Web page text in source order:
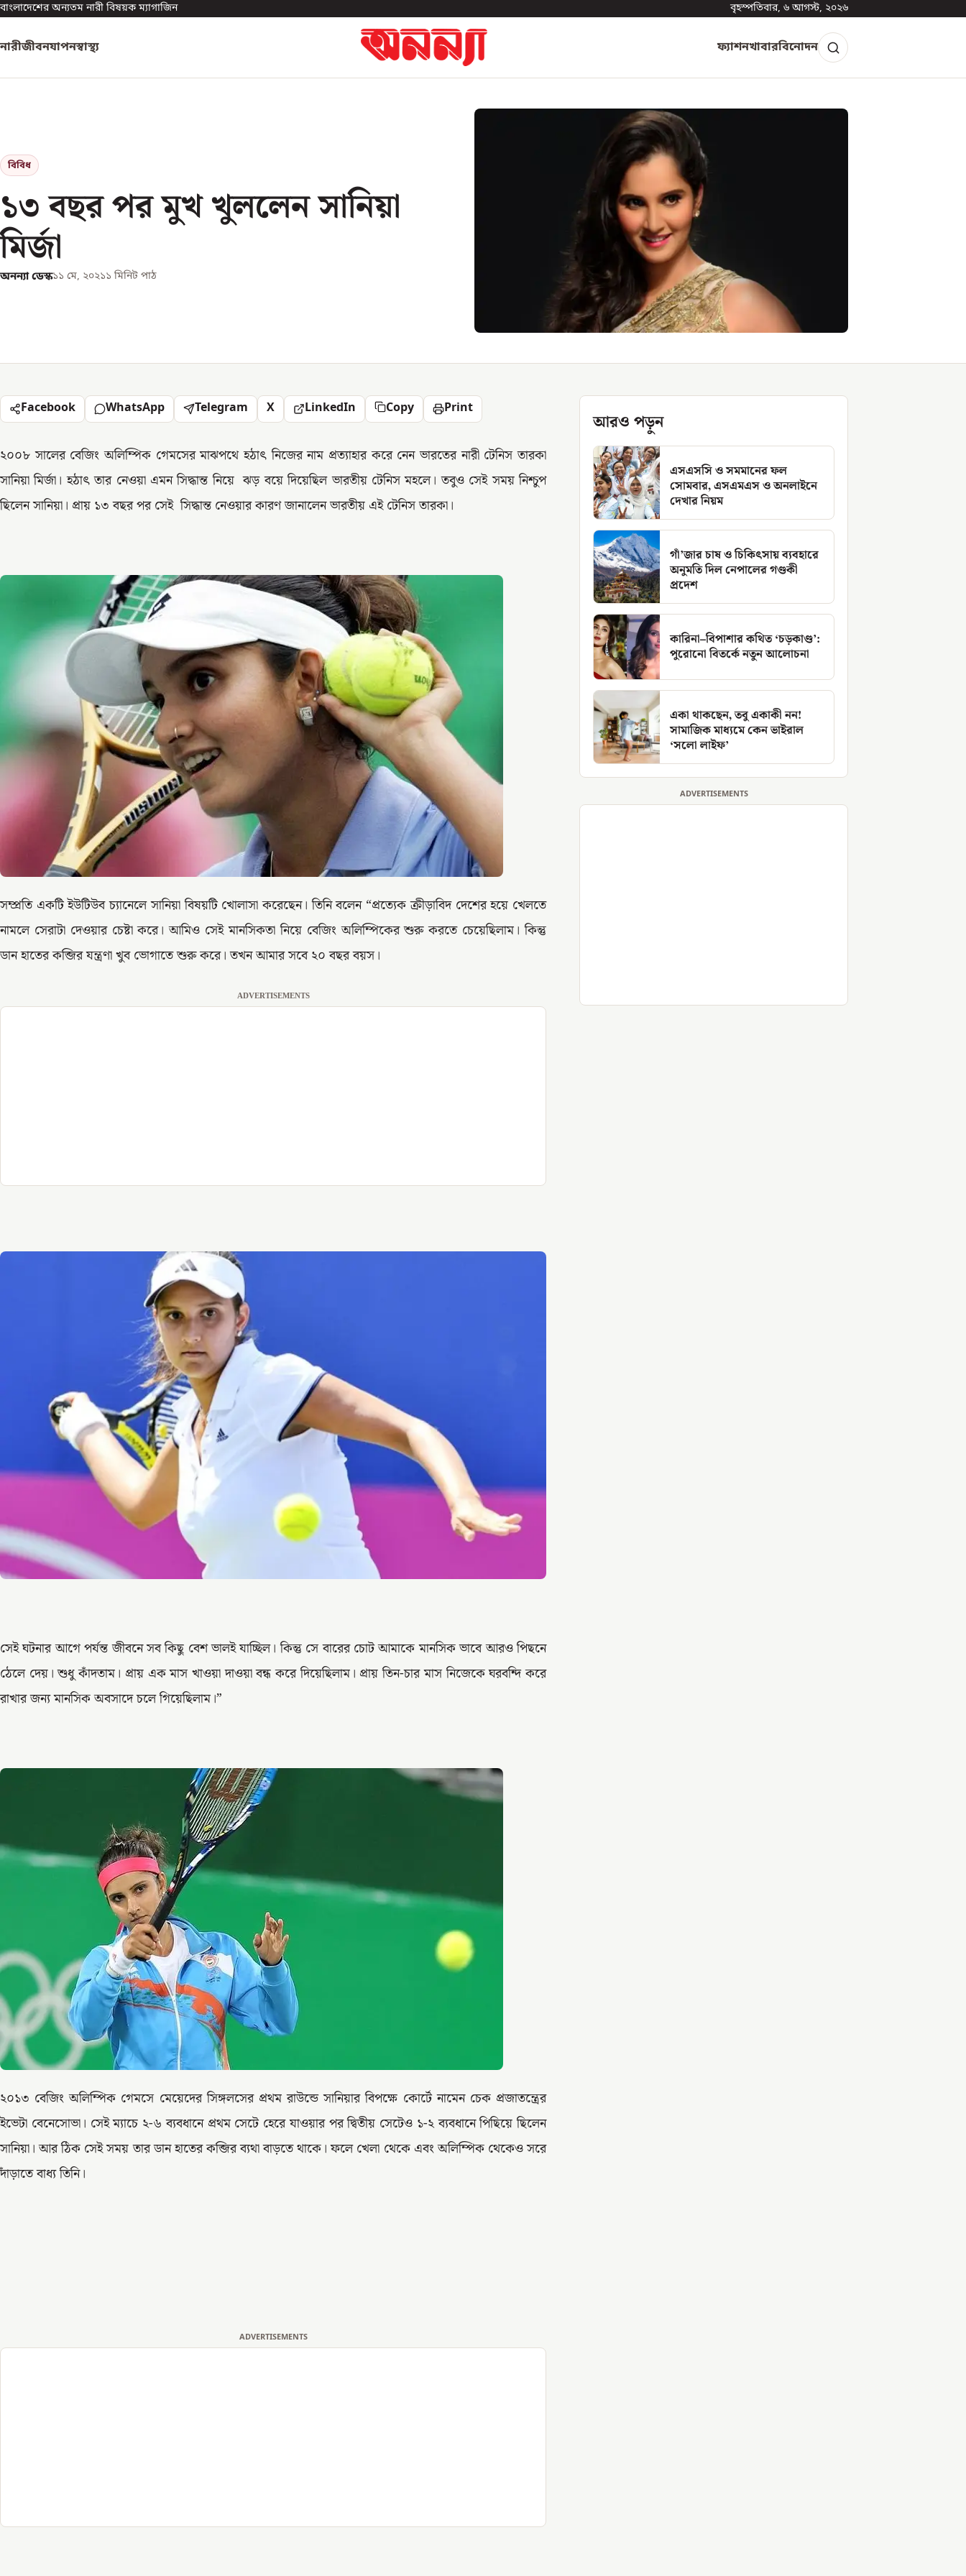
বাংলাদেশের অন্যতম নারী বিষয়ক ম্যাগাজিন বৃহস্পতিবার, ৬ আগস্ট, ২০২৬
নারীজীবনযাপনস্বাস্থ্য ফ্যাশনখাবারবিনোদন
বিবিধ
১৩ বছর পর মুখ খুললেন সানিয়া
মির্জা
অনন্যা ডেস্ক১১ মে, ২০২১১ মিনিট পাঠ
Facebook WhatsApp Telegram X LinkedIn Copy Print
২০০৮ সালের বেজিং অলিম্পিক গেমসের মাঝপথে হঠাৎ নিজের নাম প্রত্যাহার করে নেন ভারতের নারী টেনিস তারকা
সানিয়া মির্জা। হঠাৎ তার নেওয়া এমন সিদ্ধান্ত নিয়ে ঝড় বয়ে দিয়েছিল ভারতীয় টেনিস মহলে। তবুও সেই সময় নিশ্চুপ
ছিলেন সানিয়া। প্রায় ১৩ বছর পর সেই সিদ্ধান্ত নেওয়ার কারণ জানালেন ভারতীয় এই টেনিস তারকা।
সম্প্রতি একটি ইউটিউব চ্যানেলে সানিয়া বিষয়টি খোলাসা করেছেন। তিনি বলেন “প্রত্যেক ক্রীড়াবিদ দেশের হয়ে খেলতে
নামলে সেরাটা দেওয়ার চেষ্টা করে। আমিও সেই মানসিকতা নিয়ে বেজিং অলিম্পিকের শুরু করতে চেয়েছিলাম। কিন্তু
ডান হাতের কব্জির যন্ত্রণা খুব ভোগাতে শুরু করে। তখন আমার সবে ২০ বছর বয়স।
ADVERTISEMENTS
সেই ঘটনার আগে পর্যন্ত জীবনে সব কিছু বেশ ভালই যাচ্ছিল। কিন্তু সে বারের চোট আমাকে মানসিক ভাবে আরও পিছনে
ঠেলে দেয়। শুধু কাঁদতাম। প্রায় এক মাস খাওয়া দাওয়া বন্ধ করে দিয়েছিলাম। প্রায় তিন-চার মাস নিজেকে ঘরবন্দি করে
রাখার জন্য মানসিক অবসাদে চলে গিয়েছিলাম।”
২০১৩ বেজিং অলিম্পিক গেমসে মেয়েদের সিঙ্গলসের প্রথম রাউন্ডে সানিয়ার বিপক্ষে কোর্টে নামেন চেক প্রজাতন্ত্রের
ইভেটা বেনেসোভা। সেই ম্যাচে ২-৬ ব্যবধানে প্রথম সেটে হেরে যাওয়ার পর দ্বিতীয় সেটেও ১-২ ব্যবধানে পিছিয়ে ছিলেন
সানিয়া। আর ঠিক সেই সময় তার ডান হাতের কব্জির ব্যথা বাড়তে থাকে। ফলে খেলা থেকে এবং অলিম্পিক থেকেও সরে
দাঁড়াতে বাধ্য তিনি।
ADVERTISEMENTS
আরও পড়ুন
এসএসসি ও সমমানের ফল
সোমবার, এসএমএস ও অনলাইনে
দেখার নিয়ম
গাঁ’জার চাষ ও চিকিৎসায় ব্যবহারে
অনুমতি দিল নেপালের গণ্ডকী
প্রদেশ
কারিনা–বিপাশার কথিত ‘চড়কাণ্ড’:
পুরোনো বিতর্কে নতুন আলোচনা
একা থাকছেন, তবু একাকী নন!
সামাজিক মাধ্যমে কেন ভাইরাল
‘সলো লাইফ’
ADVERTISEMENTS